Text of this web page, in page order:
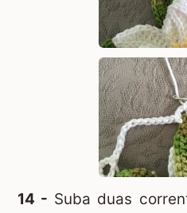
14 - Suba duas